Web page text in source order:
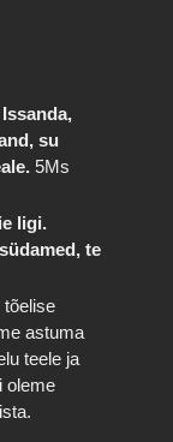
su
5Ms
ligi.
te
astuma
teele ja
oleme